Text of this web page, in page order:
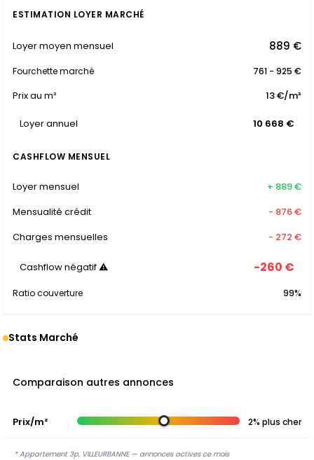
ESTIMATION LOYER MARCHÉ
Loyer moyen mensuel 889 €
Fourchette marché 761 - 925 €
Prix au m² 13 €/m²
Loyer annuel 10 668 €
CASHFLOW MENSUEL
Loyer mensuel
+ 889 €
Mensualité crédit
- 876 €
Charges mensuelles
- 272 €
Cashflow négatif ⚠ -260 €
Ratio couverture 99%
Stats Marché
Comparaison autres annonces
Prix/m² 2% plus cher
* Appartement 3p, VILLEURBANNE — annonces actives ce mois